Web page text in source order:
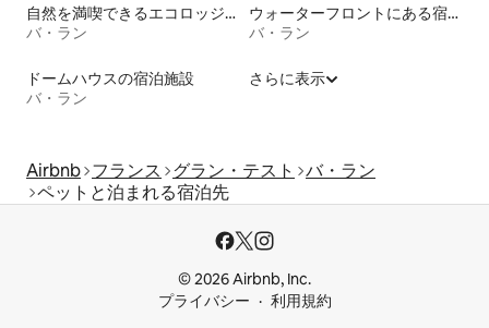
自然を満喫できるエコロッジの宿泊施設
バ・ラン
ウォーターフロントにある宿泊施設
バ・ラン
ドームハウスの宿泊施設
バ・ラン
さらに表示
Airbnb フランス グラン・テスト
バ・ラン
ペットと泊まれる宿泊先
© 2026 Airbnb, Inc.
プライバシー
利用規約